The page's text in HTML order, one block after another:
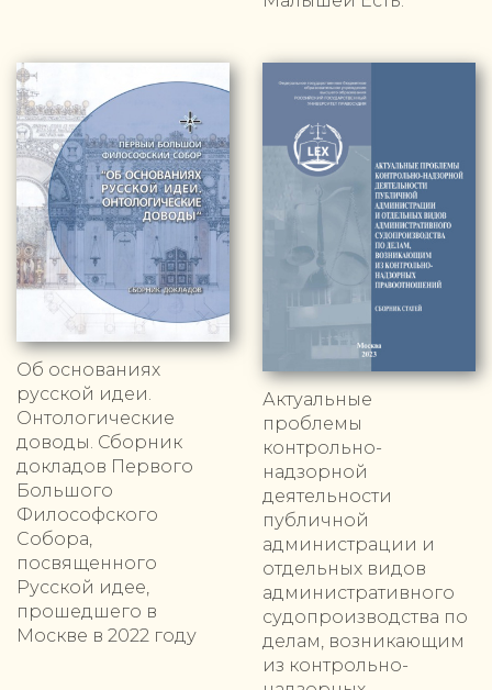
Об основаниях
русской идеи.
Онтологические
доводы. Сборник
докладов Первого
Большого
Философского
Собора,
посвященного
Русской идее,
прошедшего в
Москве в 2022 году
Актуальные
проблемы
контрольно-
надзорной
деятельности
публичной
администрации и
отдельных видов
административного
судопроизводства по
делам, возникающим
из контрольно-